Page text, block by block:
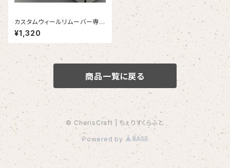
カスタムウィールリムーバー専用
ケース（ちぇりすくらふと/チェリ
スクラフト）
¥1,320
商品一覧に戻る
© CherisCraft | ちぇりすくらふと
Powered by